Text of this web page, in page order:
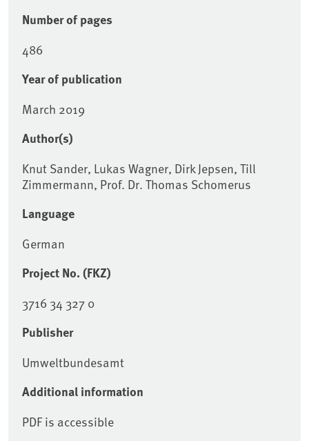
Number of pages
486
Year of publication
March 2019
Author(s)
Knut Sander, Lukas Wagner, Dirk Jepsen, Till
Zimmermann, Prof. Dr. Thomas Schomerus
Language
German
Project No. (FKZ)
3716 34 327 0
Publisher
Umweltbundesamt
Additional information
PDF is accessible